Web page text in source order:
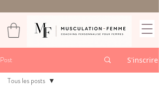
Post S'inscrire
Tous les posts